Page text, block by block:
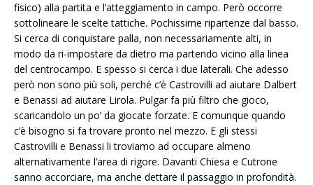
fisico) alla partita e l’atteggiamento in campo. Però occorre
sottolineare le scelte tattiche. Pochissime ripartenze dal basso.
Si cerca di conquistare palla, non necessariamente alti, in
modo da ri-impostare da dietro ma partendo vicino alla linea
del centrocampo. E spesso si cerca i due laterali. Che adesso
però non sono più soli, perché c’è Castrovilli ad aiutare Dalbert
e Benassi ad aiutare Lirola. Pulgar fa più filtro che gioco,
scaricandolo un po’ da giocate forzate. E comunque quando
c’è bisogno si fa trovare pronto nel mezzo. E gli stessi
Castrovilli e Benassi li troviamo ad occupare almeno
alternativamente l’area di rigore. Davanti Chiesa e Cutrone
sanno accorciare, ma anche dettare il passaggio in profondità.